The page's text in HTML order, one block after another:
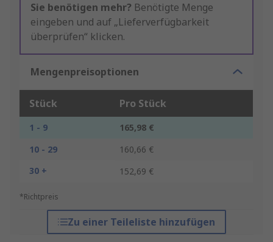
Sie benötigen mehr? Benötigte Menge
eingeben und auf „Lieferverfügbarkeit
überprüfen“ klicken.
Mengenpreisoptionen
Stück Pro Stück
1 - 9
165,98 €
10 - 29
160,66 €
30 +
152,69 €
*Richtpreis
Zu einer Teileliste hinzufügen